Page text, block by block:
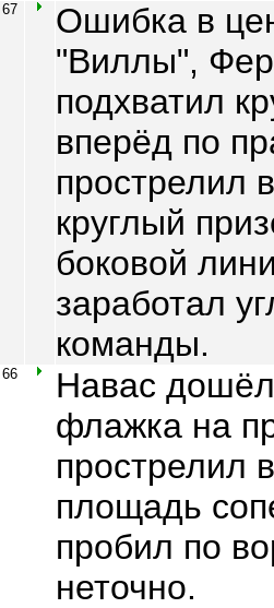
67
Ошибка в
"Виллы",
подхватил
вперёд по
прострелил
круглый
боковой
заработал
команды.
66
Навас дошёл
флажка на
прострелил
площадь
пробил по
неточно.